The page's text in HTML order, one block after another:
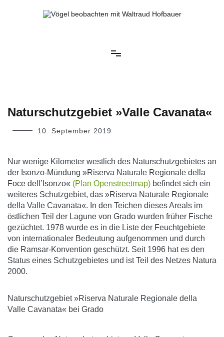
Naturschutzgebiet »Valle Cavanata«
10. September 2019
Nur wenige Kilometer westlich des Naturschutzgebietes an
der Isonzo-Mündung »Riserva Naturale Regionale della
Foce dell’Isonzo« (Plan Openstreetmap) befindet sich ein
weiteres Schutzgebiet, das »Riserva Naturale Regionale
della Valle Cavanata«. In den Teichen dieses Areals im
östlichen Teil der Lagune von Grado wurden früher Fische
gezüchtet. 1978 wurde es in die Liste der Feuchtgebiete
von internationaler Bedeutung aufgenommen und durch
die Ramsar-Konvention geschützt. Seit 1996 hat es den
Status eines Schutzgebietes und ist Teil des Netzes Natura
2000.
Naturschutzgebiet »Riserva Naturale Regionale della
Valle Cavanata« bei Grado